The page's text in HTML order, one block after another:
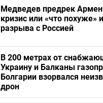
Медведев предрек
кризис или «что похуже»
разрыва с Россией
В 200 метрах от
Украину и Балканы
Болгарии взорвался
дрон